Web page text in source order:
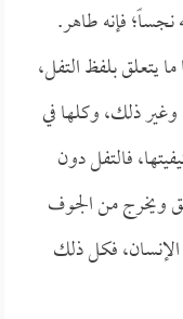
فإنه طاهر.
يتعلق بلفظ التفل،
وغير ذلك، وكلها في
فالتفل دون
ويخرج من الجوف
فكل ذلك